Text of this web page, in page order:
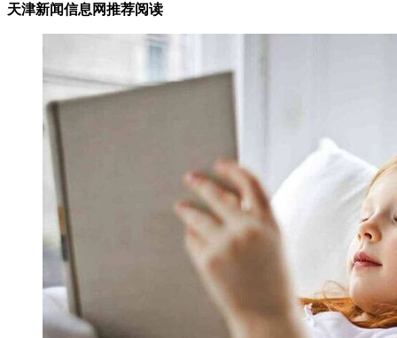
天津新闻信息网推荐阅读